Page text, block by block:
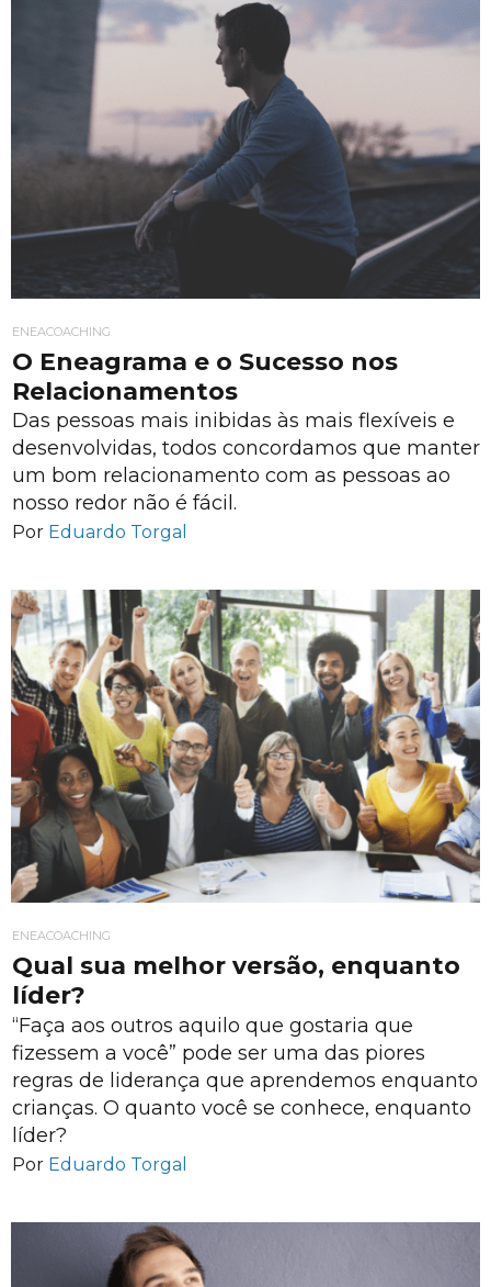
ENEACOACHING
O Eneagrama e o Sucesso nos
Relacionamentos
Das pessoas mais inibidas às mais flexíveis e
desenvolvidas, todos concordamos que manter
um bom relacionamento com as pessoas ao
nosso redor não é fácil.
Por Eduardo Torgal
ENEACOACHING
Qual sua melhor versão, enquanto
líder?
“Faça aos outros aquilo que gostaria que
fizessem a você” pode ser uma das piores
regras de liderança que aprendemos enquanto
crianças. O quanto você se conhece, enquanto
líder?
Por Eduardo Torgal